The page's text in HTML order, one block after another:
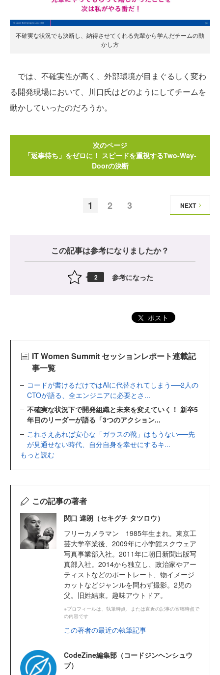
不確実な状況でも決断し、納得させてくれる先輩から学んだチームの動
かし方
では、不確実性が高く、外部環境が目まぐるしく変わ
る開発現場において、川口氏はどのようにしてチームを
動かしていったのだろうか。
次のページ
「返事待ち」をゼロに！ スピードを重視するTwo-Way-
Doorの決断
1 2 3 NEXT
この記事は参考になりましたか？
2 参考になった
ポスト
IT Women Summit セッションレポート連載記
事一覧
コードが書けるだけではAIに代替されてしまう──2人の
CTOが語る、全エンジニアに必要とさ...
不確実な状況下で開発組織と未来を変えていく！ 新卒5
年目のリーダーが語る「3つのアクション...
これさえあれば安心な「ガラスの靴」はもうない──先
が見通せない時代、自分自身を幸せにするキ...
もっと読む
この記事の著者
関口 達朗（セキグチ タツロウ）
フリーカメラマン 1985年生まれ。東京工
芸大学卒業後、2009年に小学館スクウェア
写真事業部入社。2011年に朝日新聞出版写
真部入社。2014から独立し、政治家やアー
ティストなどのポートレート、物イメージ
カットなどジャンルを問わず撮影。2児の
父。旧姓結束。趣味アウトドア。
※プロフィールは、執筆時点、または直近の記事の寄稿時点で
の内容です
この著者の最近の執筆記事
CodeZine編集部（コードジンヘンシュウ
ブ）